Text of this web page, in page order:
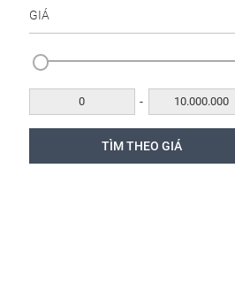
GIÁ
-